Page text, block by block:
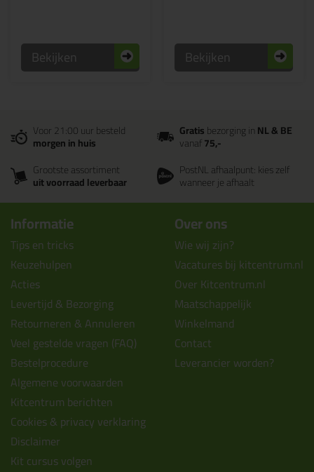
Bekijken Bekijken
Voor 21:00 uur besteld
morgen in huis
Gratisbezorging inNL & BE
vanaf75,-
Grootste assortiment
uit voorraad leverbaar
PostNL afhaalpunt: kies zelf
wanneer je afhaalt
Informatie
Tips en tricks
Keuzehulpen
Acties
Levertijd & Bezorging
Retourneren & Annuleren
Veel gestelde vragen (FAQ)
Bestelprocedure
Algemene voorwaarden
Kitcentrum berichten
Cookies & privacy verklaring
Disclaimer
Kit cursus volgen
Over ons
Wie wij zijn?
Vacatures bij kitcentrum.nl
Over Kitcentrum.nl
Maatschappelijk
Winkelmand
Contact
Leverancier worden?